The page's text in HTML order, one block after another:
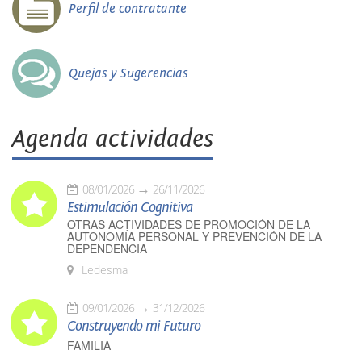
Perfil de contratante
Quejas y Sugerencias
Agenda actividades
08/01/2026 26/11/2026
Estimulación Cognitiva
OTRAS ACTIVIDADES DE PROMOCIÓN DE LA
AUTONOMÍA PERSONAL Y PREVENCIÓN DE LA
DEPENDENCIA
Ledesma
09/01/2026 31/12/2026
Construyendo mi Futuro
FAMILIA